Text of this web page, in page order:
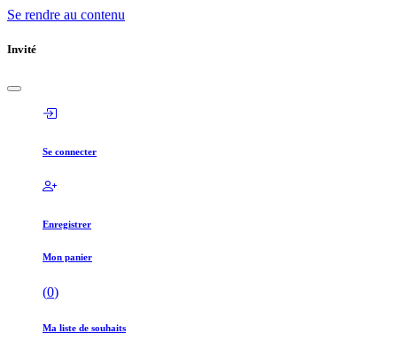
Se rendre au contenu
Invité
Se connecter
Enregistrer
Mon panier
(0)
Ma liste de souhaits